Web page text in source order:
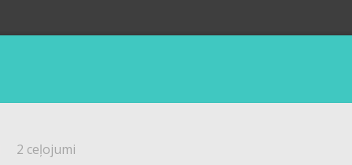
2 ceļojumi